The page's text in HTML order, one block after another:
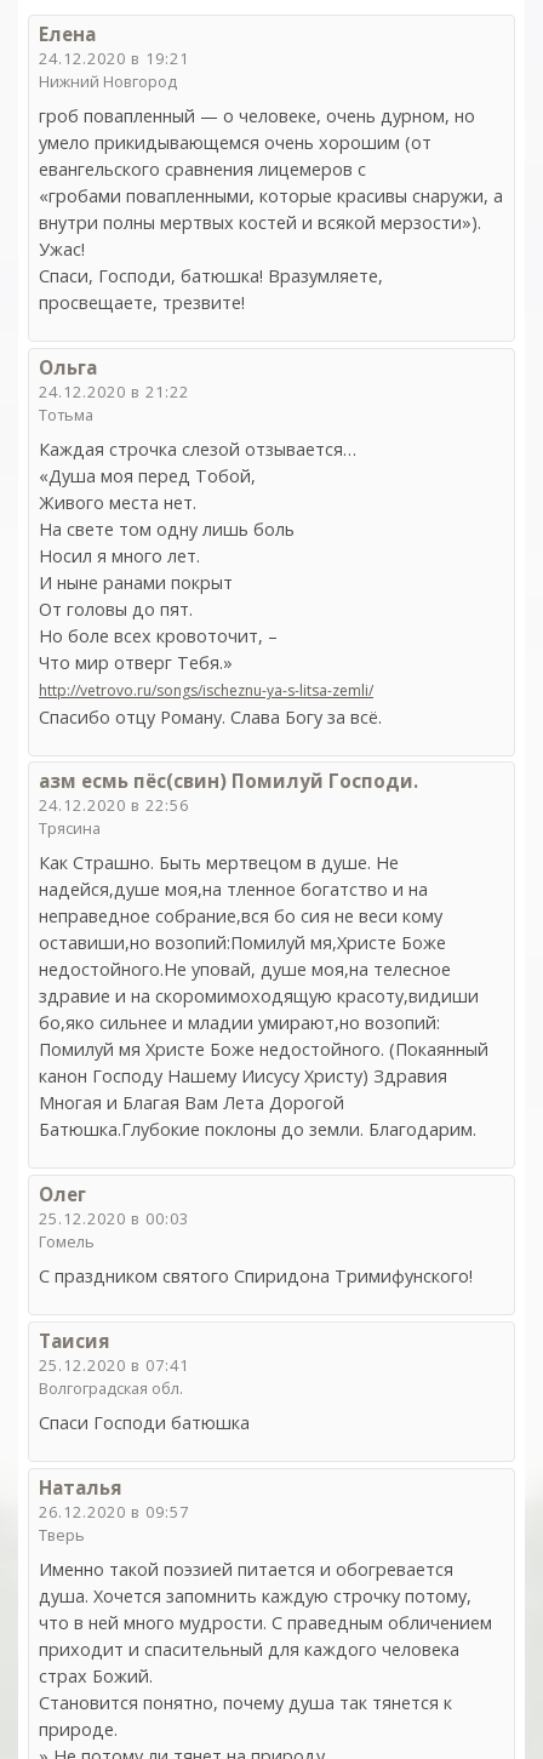
Елена
24.12.2020 в 19:21
Нижний Новгород
гроб повапленный — о человеке, очень дурном, но
умело прикидывающемся очень хорошим (от
евангельского сравнения лицемеров с
«гробами повапленными, которые красивы снаружи, а
внутри полны мертвых костей и всякой мерзости»).
Ужас!
Спаси, Господи, батюшка! Вразумляете,
просвещаете, трезвите!
Ольга
24.12.2020 в 21:22
Тотьма
Каждая строчка слезой отзывается…
«Душа моя перед Тобой,
Живого места нет.
На свете том одну лишь боль
Носил я много лет.
И ныне ранами покрыт
От головы до пят.
Но боле всех кровоточит, –
Что мир отверг Тебя.»
http://vetrovo.ru/songs/ischeznu-ya-s-litsa-zemli/
Спасибо отцу Роману. Слава Богу за всё.
азм есмь пёс(свин) Помилуй Господи.
24.12.2020 в 22:56
Трясина
Как Страшно. Быть мертвецом в душе. Не
надейся,душе моя,на тленное богатство и на
неправедное собрание,вся бо сия не веси кому
оставиши,но возопий:Помилуй мя,Христе Боже
недостойного.Не уповай, душе моя,на телесное
здравие и на скоромимоходящую красоту,видиши
бо,яко сильнее и младии умирают,но возопий:
Помилуй мя Христе Боже недостойного. (Покаянный
канон Господу Нашему Иисусу Христу) Здравия
Многая и Благая Вам Лета Дорогой
Батюшка.Глубокие поклоны до земли. Благодарим.
Олег
25.12.2020 в 00:03
Гомель
С праздником святого Спиридона Тримифунского!
Таисия
25.12.2020 в 07:41
Волгоградская обл.
Спаси Господи батюшка
Наталья
26.12.2020 в 09:57
Тверь
Именно такой поэзией питается и обогревается
душа. Хочется запомнить каждую строчку потому,
что в ней много мудрости. С праведным обличением
приходит и спасительный для каждого человека
страх Божий.
Становится понятно, почему душа так тянется к
природе.